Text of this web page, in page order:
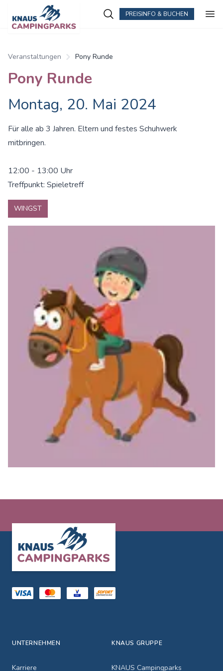
PREISINFO & BUCHEN
Veranstaltungen Pony Runde
Pony Runde
Montag, 20. Mai 2024
Für alle ab 3 Jahren. Eltern und festes Schuhwerk
mitbringen.
12:00 - 13:00 Uhr
Treffpunkt: Spieletreff
WINGST
UNTERNEHMEN
Karriere
KNAUS GRUPPE
KNAUS Campingparks